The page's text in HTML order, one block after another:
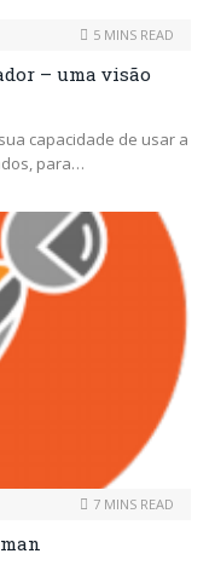
5 MINS READ
– uma visão
capacidade de usar a
para…
7 MINS READ